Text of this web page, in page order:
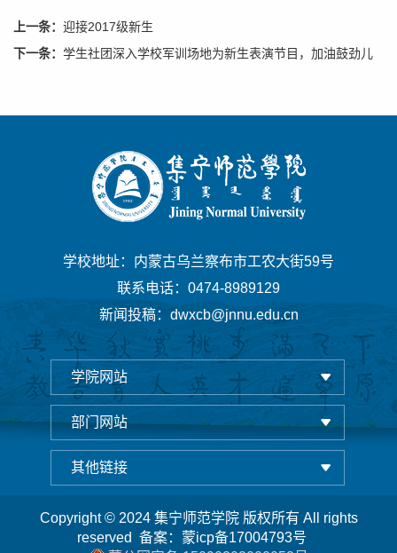
上一条： 迎接2017级新生
下一条： 学生社团深入学校军训场地为新生表演节目，加油鼓劲儿
学校地址：内蒙古乌兰察布市工农大街59号
联系电话：0474-8989129
新闻投稿：dwxcb@jnnu.edu.cn
学院网站
部门网站
其他链接
Copyright © 2024 集宁师范学院 版权所有 All rights
reserved 备案： 蒙icp备17004793号